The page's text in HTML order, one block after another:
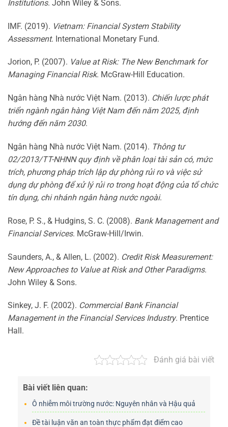
Institutions. John Wiley & Sons.
IMF. (2019). Vietnam: Financial System Stability
Assessment. International Monetary Fund.
Jorion, P. (2007). Value at Risk: The New Benchmark for
Managing Financial Risk. McGraw-Hill Education.
Ngân hàng Nhà nước Việt Nam. (2013). Chiến lược phát
triển ngành ngân hàng Việt Nam đến năm 2025, định
hướng đến năm 2030.
Ngân hàng Nhà nước Việt Nam. (2014). Thông tư
02/2013/TT-NHNN quy định về phân loại tài sản có, mức
trích, phương pháp trích lập dự phòng rủi ro và việc sử
dụng dự phòng để xử lý rủi ro trong hoạt động của tổ chức
tín dụng, chi nhánh ngân hàng nước ngoài.
Rose, P. S., & Hudgins, S. C. (2008). Bank Management and
Financial Services. McGraw-Hill/Irwin.
Saunders, A., & Allen, L. (2002). Credit Risk Measurement:
New Approaches to Value at Risk and Other Paradigms.
John Wiley & Sons.
Sinkey, J. F. (2002). Commercial Bank Financial
Management in the Financial Services Industry. Prentice
Hall.
Đánh giá bài viết
Bài viết liên quan:
Ô nhiễm môi trường nước: Nguyên nhân và Hậu quả
Đề tài luận văn an toàn thực phẩm đạt điểm cao